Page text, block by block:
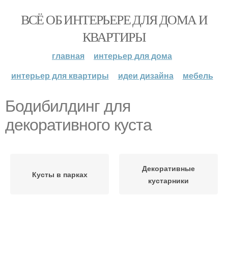
ВСЁ ОБ ИНТЕРЬЕРЕ ДЛЯ ДОМА И
КВАРТИРЫ
главная
интерьер для дома
интерьер для квартиры
идеи дизайна мебель
Бодибилдинг для
декоративного куста
Кусты в парках
Декоративные
кустарники